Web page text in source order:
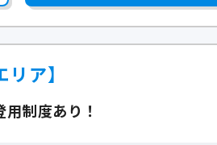
ア】
制度あり！